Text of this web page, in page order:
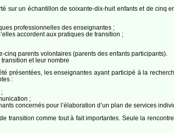
sur un échantillon de soixante-dix-huit enfants et de
professionnelles des enseignantes ;
accordent aux pratiques de transition ;
parents volontaires (parents des enfants participants).
et leur nombre
présentées, les enseignantes ayant participé à la
:
;
concernés pour l’élaboration d’un plan de services
transition comme tout à fait importantes. Seule la